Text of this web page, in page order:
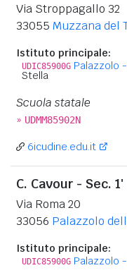
Via Stroppagallo 32
33055 Muzzana del
Istituto principale:
UDIC85900G Palazzolo
Stella
Scuola statale
» UDMM85902N
6icudine.edu.it
C. Cavour - Sec.
Via Roma 20
33056 Palazzolo
Istituto principale:
UDIC85900G Palazzolo